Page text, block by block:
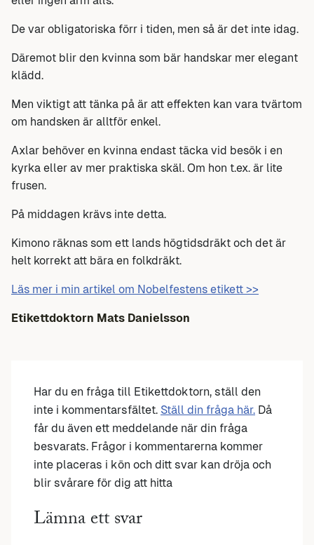
De var obligatoriska förr i tiden, men så är det inte idag.
Däremot blir den kvinna som bär handskar mer elegant
klädd.
Men viktigt att tänka på är att effekten kan vara tvärtom
om handsken är alltför enkel.
Axlar behöver en kvinna endast täcka vid besök i en
kyrka eller av mer praktiska skäl. Om hon t.ex. är lite
frusen.
På middagen krävs inte detta.
Kimono räknas som ett lands högtidsdräkt och det är
helt korrekt att bära en folkdräkt.
Läs mer i min artikel om Nobelfestens etikett >>
Etikettdoktorn Mats Danielsson
Har du en fråga till Etikettdoktorn, ställ den
inte i kommentarsfältet. Ställ din fråga här. Då
får du även ett meddelande när din fråga
besvarats. Frågor i kommentarerna kommer
inte placeras i kön och ditt svar kan dröja och
blir svårare för dig att hitta
Lämna ett svar